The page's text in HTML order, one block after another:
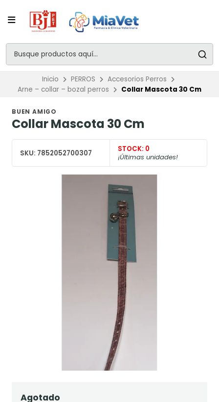
Inicio PERROS
Accesorios Perros
Arne – collar – bozal perros
Collar Mascota 30 Cm
BUEN AMIGO
Collar Mascota 30 Cm
SKU: 7852052700307 STOCK: 0
¡Últimas unidades!
Agotado